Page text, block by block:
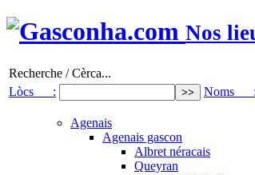
Nos
Recherche / Cèrca...
Lòcs :
Noms :
Agenais
Agenais gascon
Albret néracais
Queyran